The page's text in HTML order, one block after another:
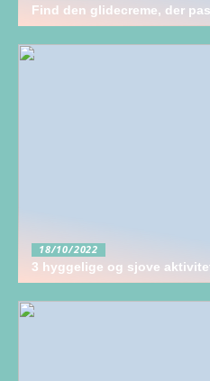
Find den glidecreme, der
18/10/2022
3 hyggelige og sjove